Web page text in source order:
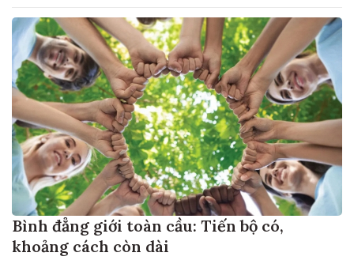
Bình đẳng giới toàn cầu: Tiến bộ có,
khoảng cách còn dài